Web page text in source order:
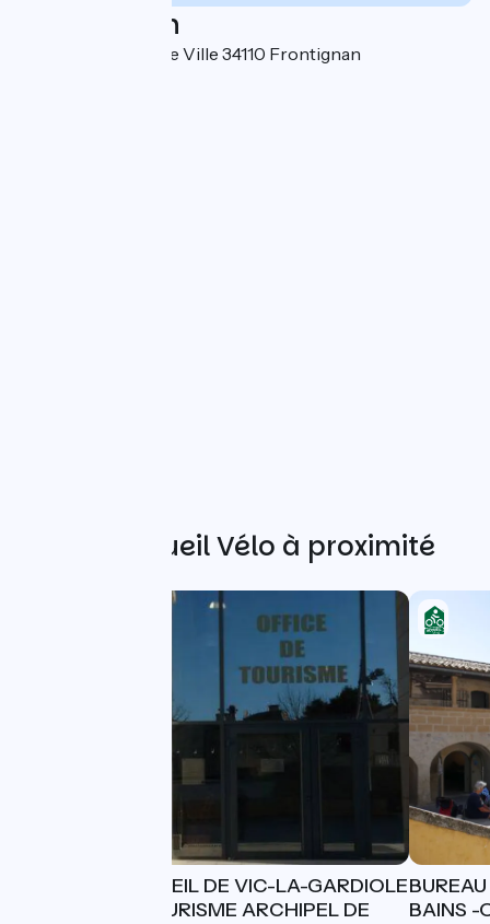
Localisation
6 Place de l'Hôtel de Ville 34110 Frontignan
Autres Accueil Vélo à proximité
BUREAU D'ACCUEIL DE VIC-LA-GARDIOLE
- OFFICE DE TOURISME ARCHIPEL DE
BAINS -